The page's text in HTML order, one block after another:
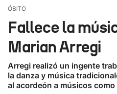
ÓBITO
Fallece la
Marian Arregi
Arregi realizó un ingente
la danza y música
al acordeón a músicos